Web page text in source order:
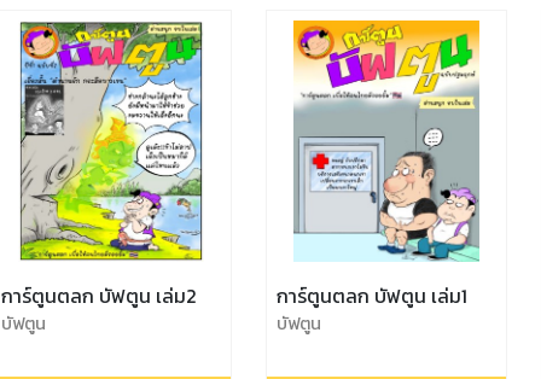
การ์ตูนตลก บัฟตูน เล่ม2
บัฟตูน
การ์ตูนตลก บัฟตูน เล่ม1
บัฟตูน